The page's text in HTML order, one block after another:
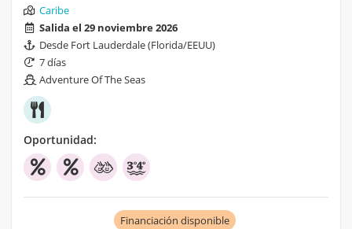
Caribe
Salida el 29 noviembre 2026
Desde Fort Lauderdale (Florida/EEUU)
7 días
Adventure Of The Seas
Oportunidad:
Financiación disponible